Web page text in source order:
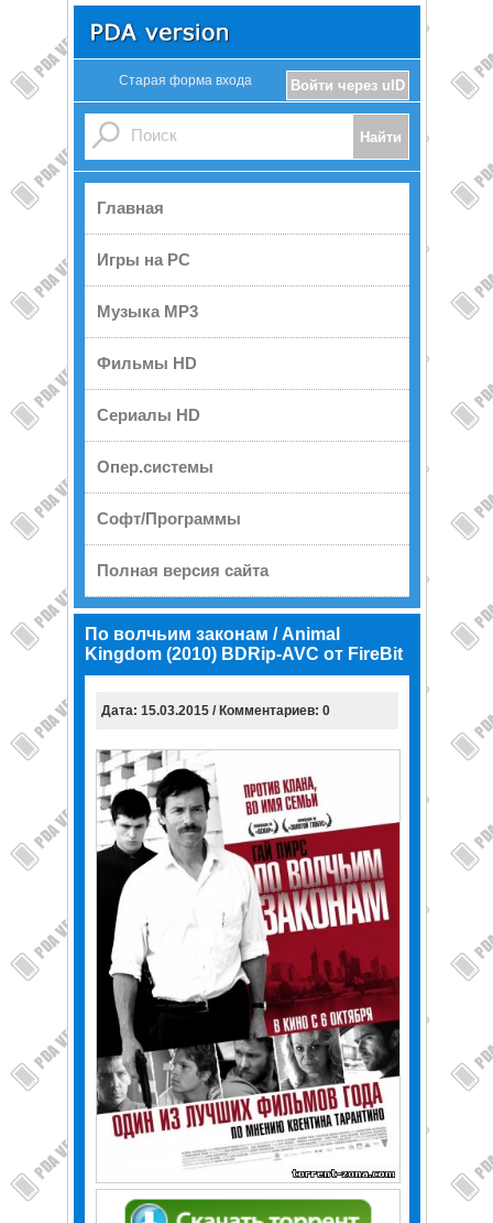
Войти через uID
Старая форма входа
Главная
Игры на PC
Музыка MP3
Фильмы HD
Сериалы HD
Опер.системы
Софт/Программы
Полная версия сайта
По волчьим законам / Animal
Kingdom (2010) BDRip-AVC от FireBit
Дата: 15.03.2015 / Комментариев: 0